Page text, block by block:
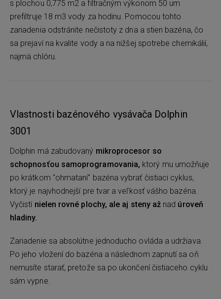
s plochou 0,775 m2 a filtračným výkonom 50 um
prefiltruje 18 m3 vody za hodinu. Pomocou tohto
zariadenia odstránite nečistoty z dna a stien bazéna, čo
sa prejaví na kvalite vody a na nižšej spotrebe chemikálií,
najmä chlóru.
Vlastnosti bazénového vysávača Dolphin
3001
Dolphin má zabudovaný mikroprocesor so
schopnosťou samoprogramovania, ktorý mu umožňuje
po krátkom "ohmataní" bazéna vybrať čistiaci cyklus,
ktorý je najvhodnejší pre tvar a veľkosť vášho bazéna.
Vyčistí nielen rovné plochy, ale aj steny až nad úroveň
hladiny.
Zariadenie sa absolútne jednoducho ovláda a udržiava.
Po jeho vložení do bazéna a následnom zapnutí sa oň
nemusíte starať, pretože sa po ukončení čistiaceho cyklu
sám vypne.